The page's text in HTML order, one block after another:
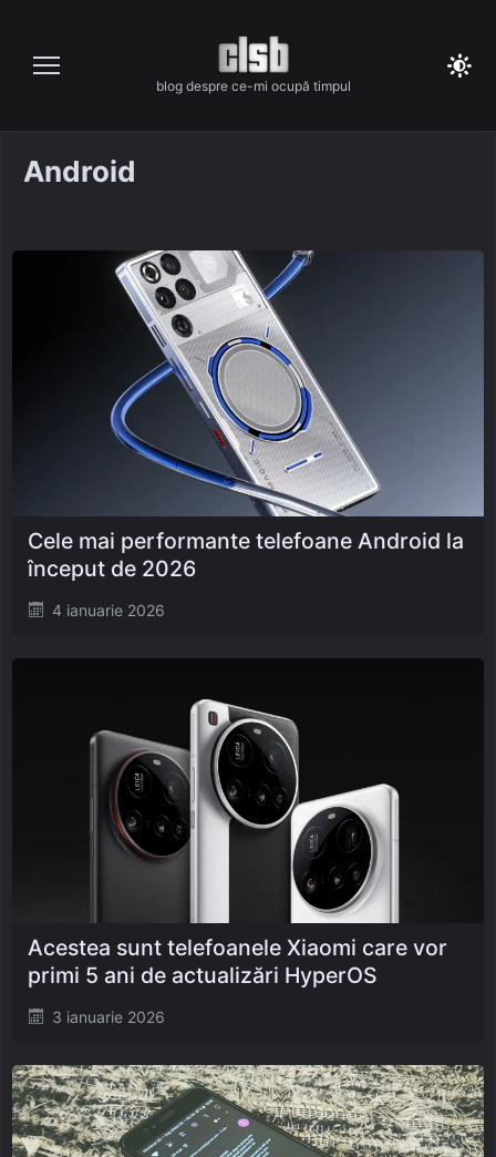
content
blog despre ce-mi ocupă timpul
Android
Posted
4 ianuarie 2026
Cele mai performante telefoane Android la
început de 2026
Posted
3 ianuarie 2026
Acestea sunt telefoanele Xiaomi care vor
primi 5 ani de actualizări HyperOS